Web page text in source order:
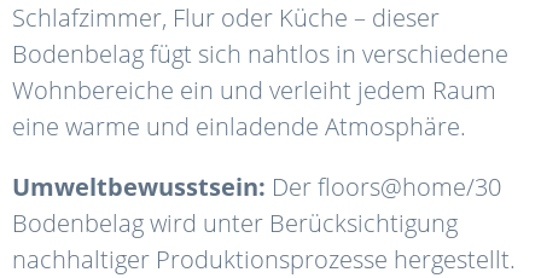
Schlafzimmer, Flur oder Küche – dieser
Bodenbelag fügt sich nahtlos in verschiedene
Wohnbereiche ein und verleiht jedem Raum
eine warme und einladende Atmosphäre.
Umweltbewusstsein: Der floors@home/30
Bodenbelag wird unter Berücksichtigung
nachhaltiger Produktionsprozesse hergestellt.